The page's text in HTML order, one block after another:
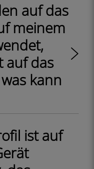
auf das
meinem
auf das
kann
ist auf